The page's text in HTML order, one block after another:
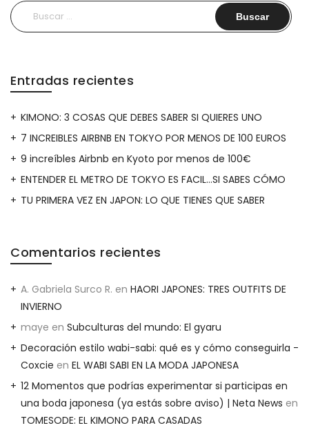
Buscar:
Entradas recientes
KIMONO: 3 COSAS QUE DEBES SABER SI QUIERES UNO
7 INCREIBLES AIRBNB EN TOKYO POR MENOS DE 100 EUROS
9 increíbles Airbnb en Kyoto por menos de 100€
ENTENDER EL METRO DE TOKYO ES FACIL…SI SABES CÓMO
TU PRIMERA VEZ EN JAPON: LO QUE TIENES QUE SABER
Comentarios recientes
A. Gabriela Surco R. en HAORI JAPONES: TRES OUTFITS DE
INVIERNO
maye en Subculturas del mundo: El gyaru
Decoración estilo wabi-sabi: qué es y cómo conseguirla -
Coxcie en EL WABI SABI EN LA MODA JAPONESA
12 Momentos que podrías experimentar si participas en
una boda japonesa (ya estás sobre aviso) | Neta News en
TOMESODE: EL KIMONO PARA CASADAS